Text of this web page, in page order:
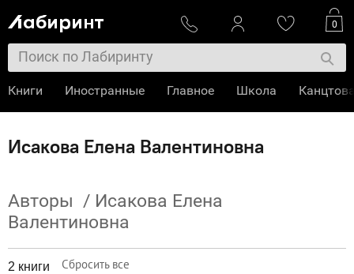
Исакова Елена Валентиновна
Авторы / Исакова Елена
Валентиновна
2 книги Сбросить все
0
Книги Иностранные Главное Школа